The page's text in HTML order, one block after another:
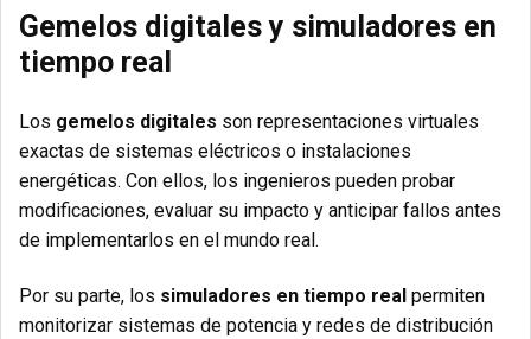
Gemelos digitales y simuladores en
tiempo real
Los gemelos digitales son representaciones virtuales
exactas de sistemas eléctricos o instalaciones
energéticas. Con ellos, los ingenieros pueden probar
modificaciones, evaluar su impacto y anticipar fallos antes
de implementarlos en el mundo real.
Por su parte, los simuladores en tiempo real permiten
monitorizar sistemas de potencia y redes de distribución